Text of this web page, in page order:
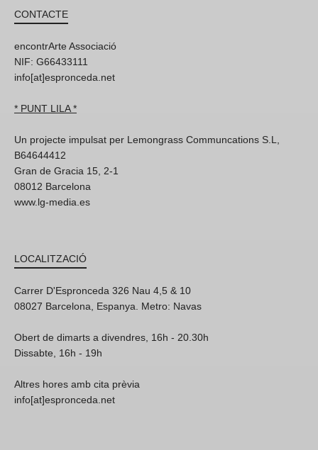
CONTACTE
encontrArte Associació
NIF: G66433111
info[at]espronceda.net
* PUNT LILA *
Un projecte impulsat per Lemongrass Communcations S.L,
B64644412
Gran de Gracia 15, 2-1
08012 Barcelona
www.lg-media.es
LOCALITZACIÓ
Carrer D'Espronceda 326 Nau 4,5 & 10
08027 Barcelona, Espanya. Metro: Navas
Obert de dimarts a divendres, 16h - 20.30h
Dissabte, 16h - 19h
Altres hores amb cita prèvia
info[at]espronceda.net